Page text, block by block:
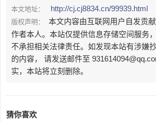
本文地址： http://cj.cj8834.cn/99939.html
版权声明：
本文内容由互联网用户自发贡
作者本人。本站仅提供信息存储空间服务
不承担相关法律责任。如发现本站有涉嫌
的内容， 请发送邮件至
实，本站将立刻删除。
猜你喜欢